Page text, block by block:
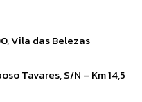
Vila das Belezas
Tavares, S/N – Km 14,5